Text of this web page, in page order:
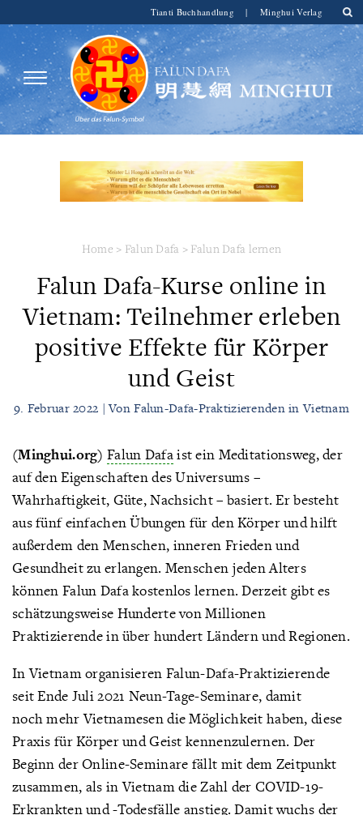
Tianti Buchhandlung | Minghui Verlag
Home > Falun Dafa > Falun Dafa lernen
Falun Dafa-Kurse online in
Vietnam: Teilnehmer erleben
positive Effekte für Körper
und Geist
9. Februar 2022 | Von Falun-Dafa-Praktizierenden in Vietnam
(Minghui.org) Falun Dafaist ein Meditationsweg, der
auf den Eigenschaften des Universums –
Wahrhaftigkeit, Güte, Nachsicht – basiert. Er besteht
aus fünf einfachen Übungen für den Körper und hilft
außerdem den Menschen, inneren Frieden und
Gesundheit zu erlangen. Menschen jeden Alters
können Falun Dafa kostenlos lernen. Derzeit gibt es
schätzungsweise Hunderte von Millionen
Praktizierende in über hundert Ländern und Regionen.
In Vietnam organisieren Falun-Dafa-Praktizierende
seit Ende Juli 2021 Neun-Tage-Seminare, damit
noch mehr Vietnamesen die Möglichkeit haben, diese
Praxis für Körper und Geist kennenzulernen. Der
Beginn der Online-Seminare fällt mit dem Zeitpunkt
zusammen, als in Vietnam die Zahl der COVID-19-
Erkrankten und -Todesfälle anstieg. Damit wuchs der